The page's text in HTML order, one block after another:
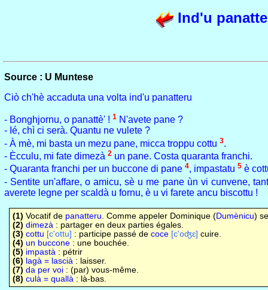
Ind'u
Source : U Muntese
Ciò ch'hè accaduta una volta ind'u panatteru
- Bonghjornu, o panattè' ! 1 N'avete pane ?
- Ié, chì ci serà. Quantu ne vulete ?
- À mè, mi basta un mezu pane, micca troppu cottu 3.
- Ècculu, mi fate dimezà 2 un pane. Costa quaranta franchi.
- Quaranta franchi per un buccone di pane 4, impastatu 5 è
- Sentite un'affare, o amicu, sè u me pane ùn vi cunvene,
averete legne per scaldà u fornu, è u vi farete ancu biscottu !
(1) Vocatif de panatteru . Comme appeler Dominique (Dumènicu)
(2) dimezà : partager en deux parties égales.
(3) cottu [c'ottu] : participe passé de coce [c'oʤɛ] cuire.
(4) un buccone: une bouchée.
(5) impastà : pétrir
(6) lagà = lascià : laisser.
(7) da per voi: (par) vous-même.
(8) culà = quallà : là-bas.